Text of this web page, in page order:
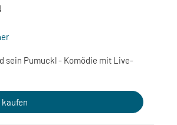
sein Pumuckl - Komödie mit Live-